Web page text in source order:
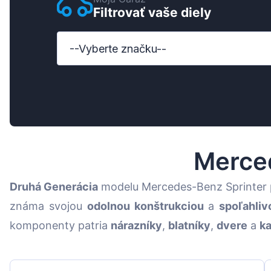
Ford
Hyundai
MAN
Mazda
Mercedes-Benz
Opel Vauxhall
Filtrovať vaše diely
--Vyberte značku--
Druhá Generácia modelu Mercedes-Benz
známa svojou odolnou konštrukciou a
komponenty patria nárazníky, blatníky, dvere a